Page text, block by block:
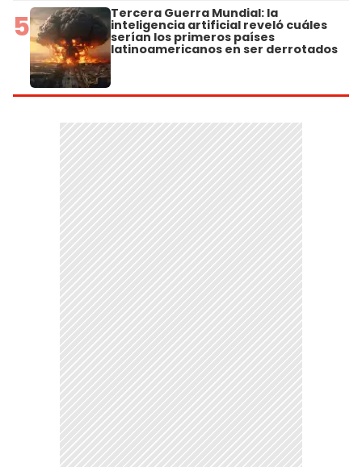
5 Tercera Guerra Mundial: la
inteligencia artificial reveló cuáles
serían los primeros países
latinoamericanos en ser derrotados